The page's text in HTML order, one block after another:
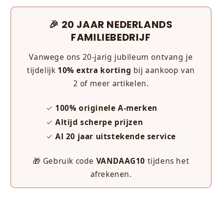
🎉 20 JAAR NEDERLANDS
FAMILIEBEDRIJF
Vanwege ons 20-jarig jubileum ontvang je
tijdelijk 10% extra korting bij aankoop van
2 of meer artikelen.
✓ 100% originele A-merken
✓Altijd scherpe prijzen
✓Al 20 jaar uitstekende service
🎁 Gebruik code VANDAAG10 tijdens het
afrekenen.